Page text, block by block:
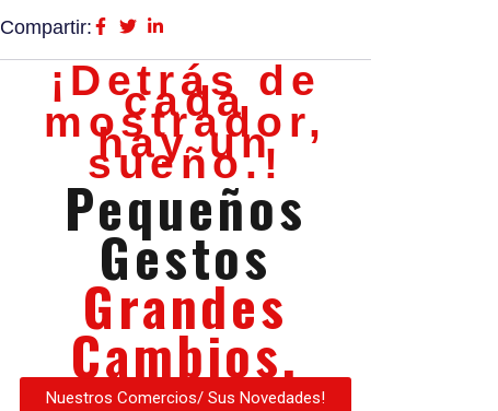
Compartir:
¡Detrás de
cada
mostrador,
hay un
sueño.!
Pequeños
Gestos
Grandes
Cambios.
Nuestros Comercios/ Sus Novedades!